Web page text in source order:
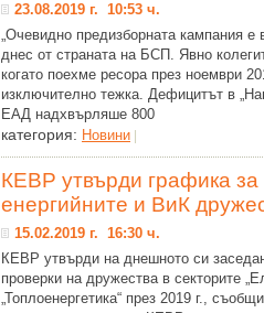
23.08.2019 г. 10:53 ч.
„Очевидно предизборната кампания е
днес от страната на БСП. Явно
когато поехме ресора през ноември
изключително тежка. Дефицитът в
ЕАД надхвърляше 800
категория: Новини |
КЕВР утвърди графика за
енергийните и ВиК
15.02.2019 г. 16:30 ч.
КЕВР утвърди на днешното си
проверки на дружества в секторите
„Топлоенергетика“ през 2019 г.,